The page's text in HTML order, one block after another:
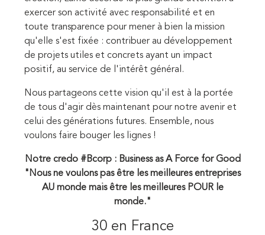
exercer son activité avec responsabilité et en
toute transparence pour mener à bien la mission
qu'elle s'est fixée : contribuer au développement
de projets utiles et concrets ayant un impact
positif, au service de l'intérêt général.
Nous partageons cette vision qu'il est à la portée
de tous d'agir dès maintenant pour notre avenir et
celui des générations futures. Ensemble, nous
voulons faire bouger les lignes !
Notre credo #Bcorp : Business as A Force for Good
"Nous ne voulons pas être les meilleures entreprises
AU monde mais être les meilleures POUR le
monde."
30 en France